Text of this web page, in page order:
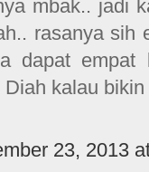
mbak.. jadi
rasanya sih
dapat empat
Diah kalau
23, 2013